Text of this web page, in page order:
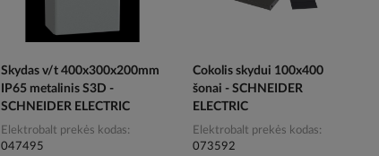
Skydas v/t 400x300x200mm
IP65 metalinis S3D -
SCHNEIDER ELECTRIC
Elektrobalt prekės kodas
047495
Cokolis skydui 100x400
šonai - SCHNEIDER
ELECTRIC
Elektrobalt prekės kodas
073592